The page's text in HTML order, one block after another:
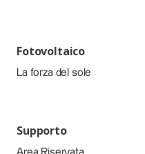
Fotovoltaico
La forza del sole
Supporto